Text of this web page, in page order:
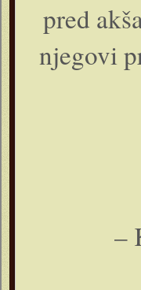
pred
njegovi
–